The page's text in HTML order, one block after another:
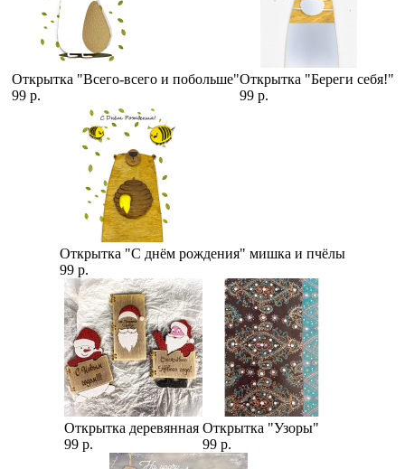
Открытка "Всего-всего и побольше"
99 р.
Открытка "Береги себя!"
99 р.
Открытка "С днём рождения" мишка и пчёлы
99 р.
Открытка деревянная
99 р.
Открытка "Узоры"
99 р.